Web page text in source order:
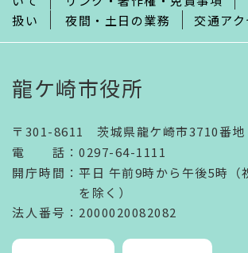
扱い
夜間・土日の業務 交通ア
龍ケ崎市役所
〒301-8611 茨城県龍ケ崎市3710番地
電話 ： 0297-64-1111
開庁時間 ： 平日 午前9時から午後5時（
を除く）
法人番号 ：2000020082082